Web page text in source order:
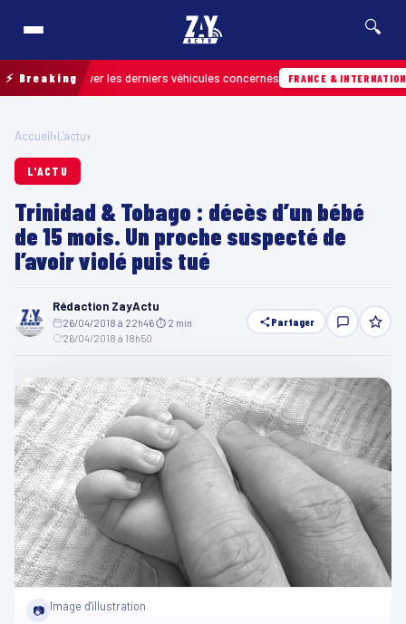
🔍
⚡ Breaking
retrouver les derniers véhicules concernés FRANCE & INTERNATIONALE
Accueil›L'actu›
L'ACTU
Trinidad & Tobago : décès d’un bébé
de 15 mois. Un proche suspecté de
l’avoir violé puis tué
Rédaction ZayActu
26/04/2018 à 22h46⏱ 2 min
26/04/2018 à 18h50
Partager
📷 Image d'illustration